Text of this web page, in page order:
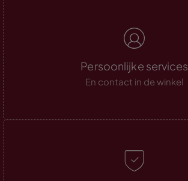
Persoonlijke services
En contact in de winkel